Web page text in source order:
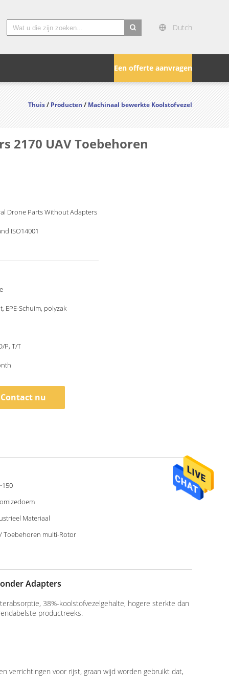
Dutch
Een offerte aanvragen
Thuis/Producten/Machinaal bewerkte Koolstofvezel
2170 UAV Toebehoren
Drone Parts Without Adapters
ISO14001
EPE-Schuim, polyzak
P, T/T
Contact nu
Materiaal
Toebehoren multi-Rotor
Adapters
38%-koolstofvezelgehalte, hogere sterkte dan
productreeks.
verrichtingen voor rijst, graan wijd worden gebruikt dat,